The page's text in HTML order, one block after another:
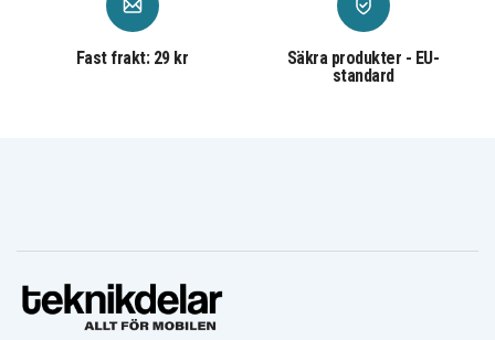
Fast frakt: 29 kr
Säkra produkter - EU-
standard